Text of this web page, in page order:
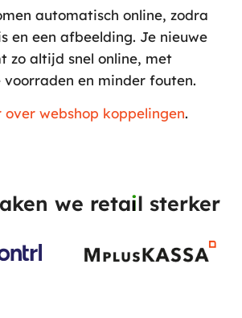
automatisch online, zodra
en een afbeelding. Je nieuwe
zo altijd snel online, met
en minder fouten.
over webshop koppelingen.
we retail sterker